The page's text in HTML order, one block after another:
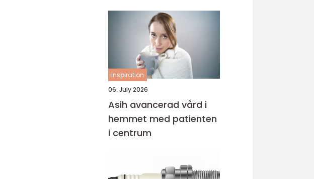
sömnadstips
inspiration
06. July 2026
Asih avancerad vård i
hemmet med patienten
i centrum